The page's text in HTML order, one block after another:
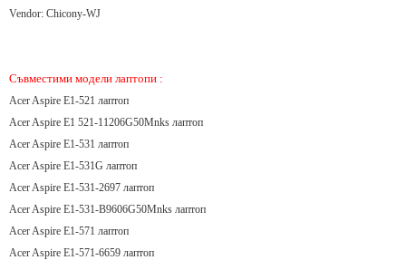
Vendor: Chicony-WJ
Съвместими модели лаптопи :
Acer Aspire E1-521 лаптоп
Acer Aspire E1 521-11206G50Mnks лаптоп
Acer Aspire E1-531 лаптоп
Acer Aspire E1-531G лаптоп
Acer Aspire E1-531-2697 лаптоп
Acer Aspire E1-531-B9606G50Mnks лаптоп
Acer Aspire E1-571 лаптоп
Acer Aspire E1-571-6659 лаптоп